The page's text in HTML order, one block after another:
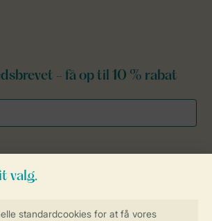
- få op til 10 % rabat